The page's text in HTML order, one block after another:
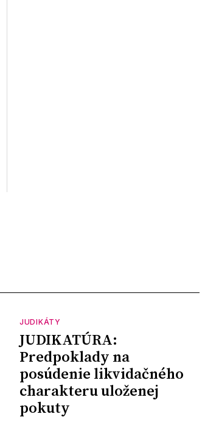
JUDIKÁTY
JUDIKATÚRA:
Predpoklady na
posúdenie likvidačného
charakteru uloženej
pokuty